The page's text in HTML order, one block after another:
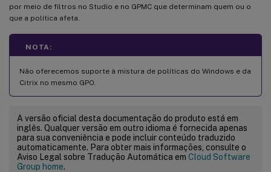
por meio de filtros no Studio e no GPMC que determinam quem ou o
que a política afeta.
NOTA:
Não oferecemos suporte à mistura de políticas do Windows e da
Citrix no mesmo GPO.
A versão oficial desta documentação do produto está em
inglês. Qualquer versão em outro idioma é fornecida apenas
para sua conveniência e pode incluir conteúdo traduzido
automaticamente. Para obter mais informações, consulte o
Aviso Legal sobre Tradução Automática em Cloud Software
Group home.